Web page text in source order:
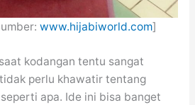
www.hijabiworld.com]
kodangan tentu sangat
perlu khawatir tentang
apa. Ide ini bisa banget